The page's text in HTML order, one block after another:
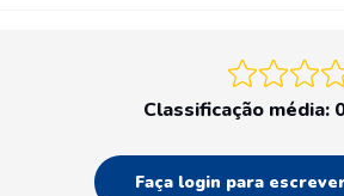
Classificação média:
Faça login para